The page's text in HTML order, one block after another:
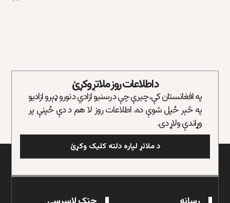
د اطلاعات روز ملاتړ وکړئ
په افغانستان کې، چیرې چې د رسنیو ازادي د نورو ډېرو ازادیو
په څېر ځپل شوې ده، اطلاعات روز لا هم د دې ځپنې پر
وړاندې ولاړ دی.
د ملاتړ لپاره دلته کلیک وکړئ